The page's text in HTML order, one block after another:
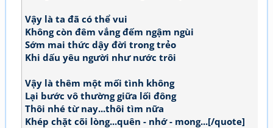
Vậy là ta đã có thể vui
Không còn đêm vắng đếm ngậm ngùi
Sớm mai thức dậy đời trong trẻo
Khi dấu yêu người như nước trôi
Vậy là thêm một mối tình không
Lại bước vô thường giữa lối đông
Thôi nhé từ nay...thôi tìm nữa
Khép chặt cõi lòng...quên - nhớ - mong...[/quote]